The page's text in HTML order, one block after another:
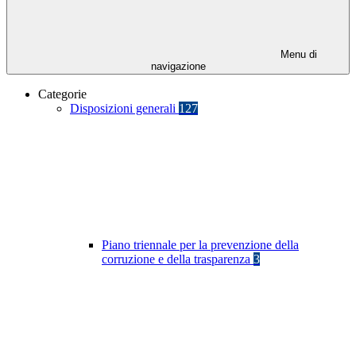
Menu di
navigazione
Categorie
Disposizioni generali 127
Piano triennale per la prevenzione della
corruzione e della trasparenza 3